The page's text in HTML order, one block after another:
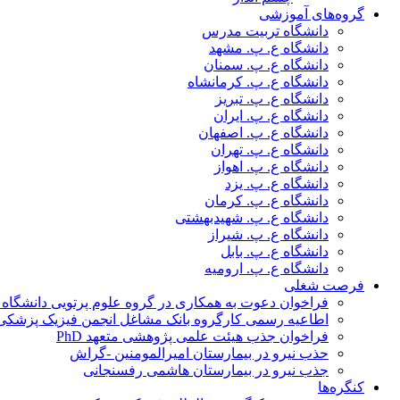
گروه‌های آموزشی
دانشگاه تربیت مدرس
دانشگاه ع. پ. مشهد
دانشگاه ع. پ. سمنان
دانشگاه ع. پ. کرمانشاه
دانشگاه ع. پ. تبریز
دانشگاه ع. پ. ایران
دانشگاه ع. پ. اصفهان
دانشگاه ع. پ. تهران
دانشگاه ع. پ. اهواز
دانشگاه ع. پ. یزد
دانشگاه ع. پ. کرمان
دانشگاه ع. پ. شهید‌بهشتی
دانشگاه ع. پ. شیراز
دانشگاه ع. پ. بابل
دانشگاه ع. پ. ارومیه
فرصت شغلی
فراخوان دعوت به همکاری در گروه علوم پرتویی دانشگاه
اطاعیه رسمی کارگروه بانک مشاغل انجمن فیزیک
فراخوان جذب هیئت علمی پژوهشی متعهد PhD
حذب نیرو در بیمارستان امیرالمومنین -گراش
جذب نیرو در بیمارستان هاشمی رفسنجانی
کنگره‌ها